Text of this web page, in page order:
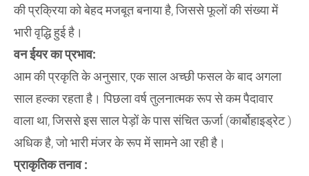
की प्रक्रिया को बेहद मजबूत बनाया है, जिससे फूलों की संख्या में
भारी वृद्धि हुई है।
​वन ईयर का प्रभाव:
आम की प्रकृति के अनुसार, एक साल अच्छी फसल के बाद अगला
साल हल्का रहता है। पिछला वर्ष तुलनात्मक रूप से कम पैदावार
वाला था, जिससे इस साल पेड़ों के पास संचित ऊर्जा (कार्बोहाइड्रेट )
अधिक है, जो भारी मंजर के रूप में सामने आ रही है।
​प्राकृतिक तनाव :